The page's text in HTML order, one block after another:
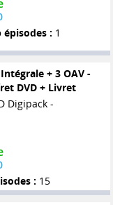
épisodes : 1
+ 3 OAV -
DVD + Livret
Digipack -
: 15